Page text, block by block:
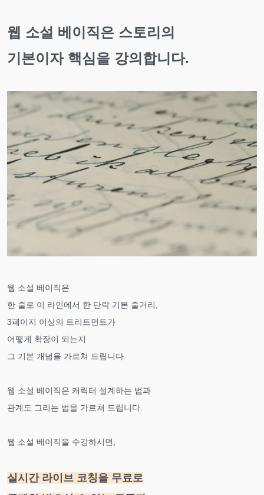
웹 소설 베이직은 스토리의
기본이자 핵심을 강의합니다.
웹 소설 베이직은
한 줄로 이 라인에서 한 단락 기본 줄거리,
3페이지 이상의 트리트먼트가
어떻게 확장이 되는지
그 기본 개념을 가르쳐 드립니다.
웹 소설 베이직은 캐릭터 설계하는 법과
관계도 그리는 법을 가르쳐 드립니다.
웹 소설 베이직을 수강하시면,
실시간 라이브 코칭을 무료로